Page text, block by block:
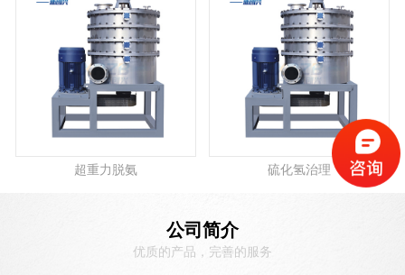
超重力脱氨 硫化氢治理
公司简介
优质的产品，完善的服务